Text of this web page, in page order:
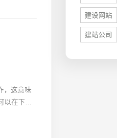
，这意味
在下完
建设网站
建站公司